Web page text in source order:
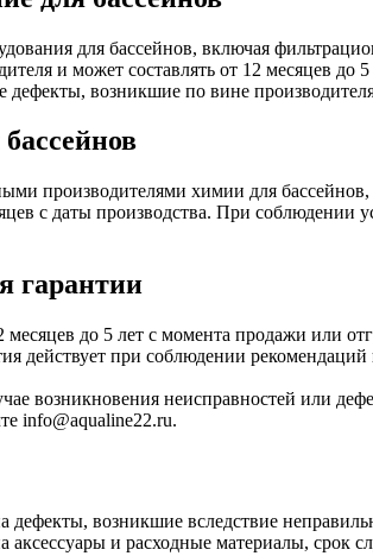
для бассейнов, включая
и может составлять от 12 месяцев
дефекты, возникшие по вине
производителями химии для
с даты производства. При
гарантии
месяцев до 5 лет с момента продажи или
действует при соблюдении
возникновения неисправностей или
info@aqualine22.ru.
дефекты, возникшие вследствие
аксессуары и расходные материалы, срок